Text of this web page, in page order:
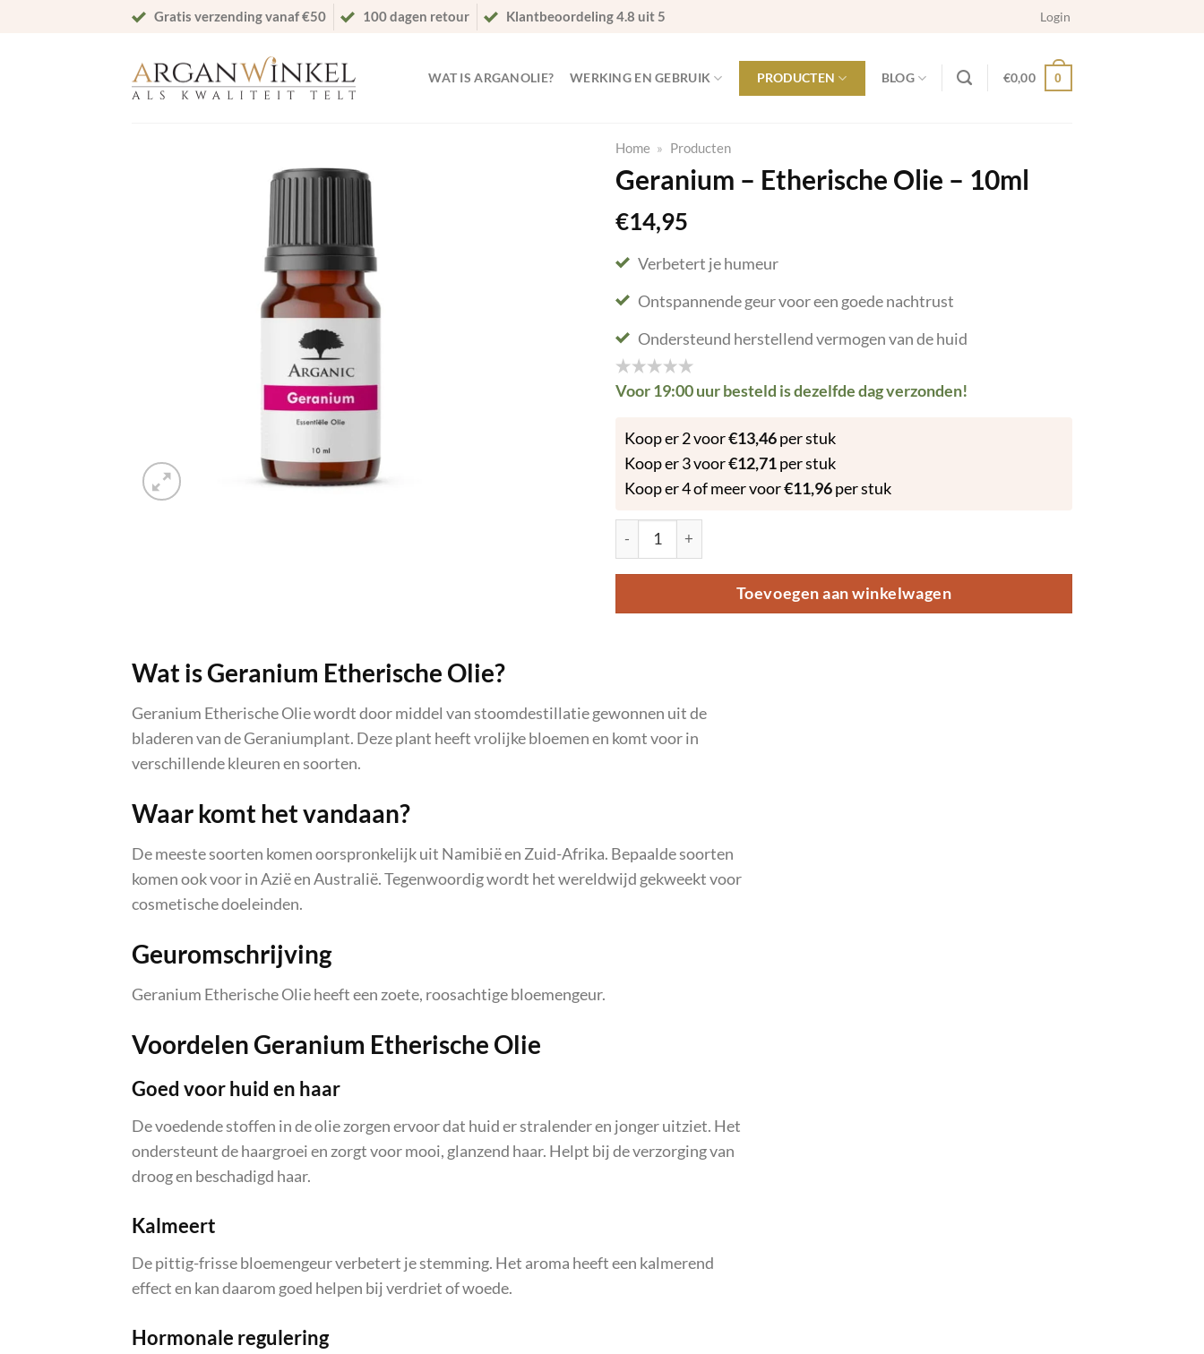
Gratis verzending vanaf €50 100 dagen retour Klantbeoordeling 4.8 uit 5 Login
WAT IS ARGANOLIE? WERKING EN GEBRUIK PRODUCTEN BLOG €0,00 0
Home » Producten
Geranium – Etherische Olie – 10ml
€14,95
Verbetert je humeur
Ontspannende geur voor een goede nachtrust
Ondersteund herstellend vermogen van de huid
Voor 19:00 uur besteld is dezelfde dag verzonden!
Koop er 2 voor€13,46per stuk
Koop er 3 voor€12,71per stuk
Koop er 4 of meer voor€11,96per stuk
Geranium - Etherische Olie - 10ml aantal
Toevoegen aan winkelwagen
Wat is Geranium Etherische Olie?
Geranium Etherische Olie wordt door middel van stoomdestillatie gewonnen uit de
bladeren van de Geraniumplant. Deze plant heeft vrolijke bloemen en komt voor in
verschillende kleuren en soorten.
Waar komt het vandaan?
De meeste soorten komen oorspronkelijk uit Namibië en Zuid-Afrika. Bepaalde soorten
komen ook voor in Azië en Australië. Tegenwoordig wordt het wereldwijd gekweekt voor
cosmetische doeleinden.
Geuromschrijving
Geranium Etherische Olie heeft een zoete, roosachtige bloemengeur.
Voordelen Geranium Etherische Olie
Goed voor huid en haar
De voedende stoffen in de olie zorgen ervoor dat huid er stralender en jonger uitziet. Het
ondersteunt de haargroei en zorgt voor mooi, glanzend haar. Helpt bij de verzorging van
droog en beschadigd haar.
Kalmeert
De pittig-frisse bloemengeur verbetert je stemming. Het aroma heeft een kalmerend
effect en kan daarom goed helpen bij verdriet of woede.
Hormonale regulering